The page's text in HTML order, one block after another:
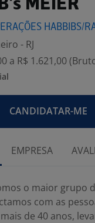
MÉIER
HABBIBS/
- RJ
a R$ 1.621,00
CANDIDATAR-ME
EMPRESA
o maior grupo
com as
de 40 anos,